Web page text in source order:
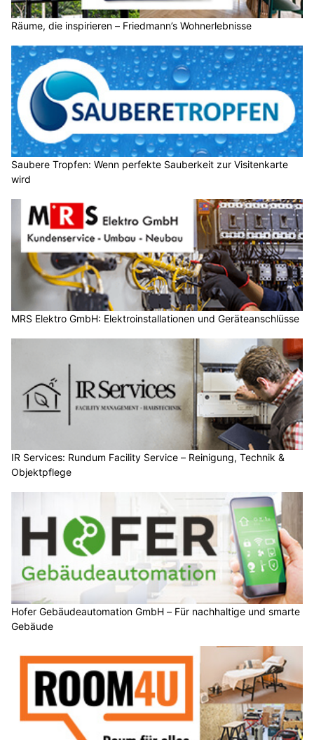
Räume, die inspirieren – Friedmann’s Wohnerlebnisse
Saubere Tropfen: Wenn perfekte Sauberkeit zur Visitenkarte
wird
MRS Elektro GmbH: Elektroinstallationen und Geräteanschlüsse
IR Services: Rundum Facility Service – Reinigung, Technik &
Objektpflege
Hofer Gebäudeautomation GmbH – Für nachhaltige und smarte
Gebäude